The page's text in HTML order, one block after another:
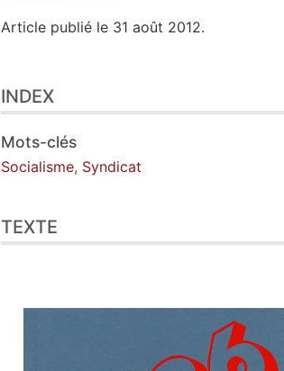
Article publié le 31 août 2012.
Texte
Illustrations
Citer cet article
Auteur
INDEX
Mots-clés
Socialisme, Syndicat
TEXTE